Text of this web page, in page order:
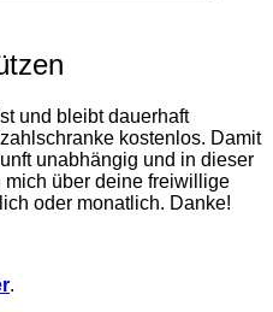
und bleibt dauerhaft
kostenlos. Damit
unabhängig und in dieser
mich über deine freiwillige
oder monatlich. Danke!
.